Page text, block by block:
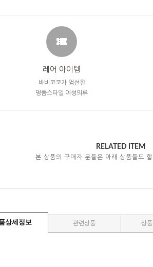
레어 아이템
바비코코가 엄선한
명품스타일 여성의류
RELATED ITEM
본 상품의 구매자 분들은 아래 상품들도 함
상세정보 관련상품 상품